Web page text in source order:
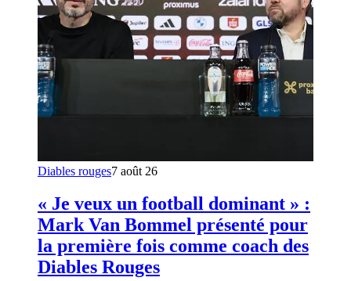
Diables rouges7 août 26
« Je veux un football dominant » :
Mark Van Bommel présenté pour
la première fois comme coach des
Diables Rouges